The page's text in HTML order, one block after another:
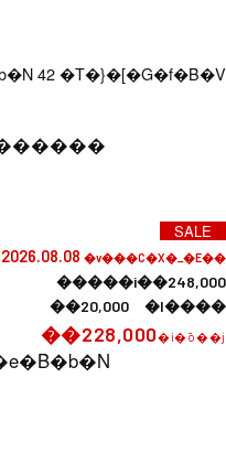
42 �T�}�[�G�f�B�V
SALE
2026.08.08 �v���C�X�_�E��
�����i��248,000
��20,000 �l����
��228,000�i�ō��j